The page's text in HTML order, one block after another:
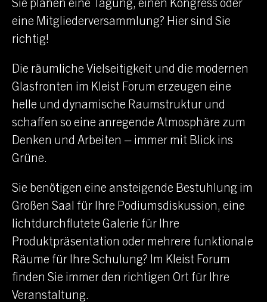
eine Mitgliederversammlung? Hier sind Sie
richtig!
Die räumliche Vielseitigkeit und die modernen
Glasfronten im Kleist Forum erzeugen eine
helle und dynamische Raumstruktur und
schaffen so eine anregende Atmosphäre zum
Denken und Arbeiten – immer mit Blick ins
Grüne.
Sie benötigen eine ansteigende Bestuhlung im
Großen Saal für Ihre Podiumsdiskussion, eine
lichtdurchflutete Galerie für Ihre
Produktpräsentation oder mehrere funktionale
Räume für Ihre Schulung? Im Kleist Forum
finden Sie immer den richtigen Ort für Ihre
Veranstaltung.